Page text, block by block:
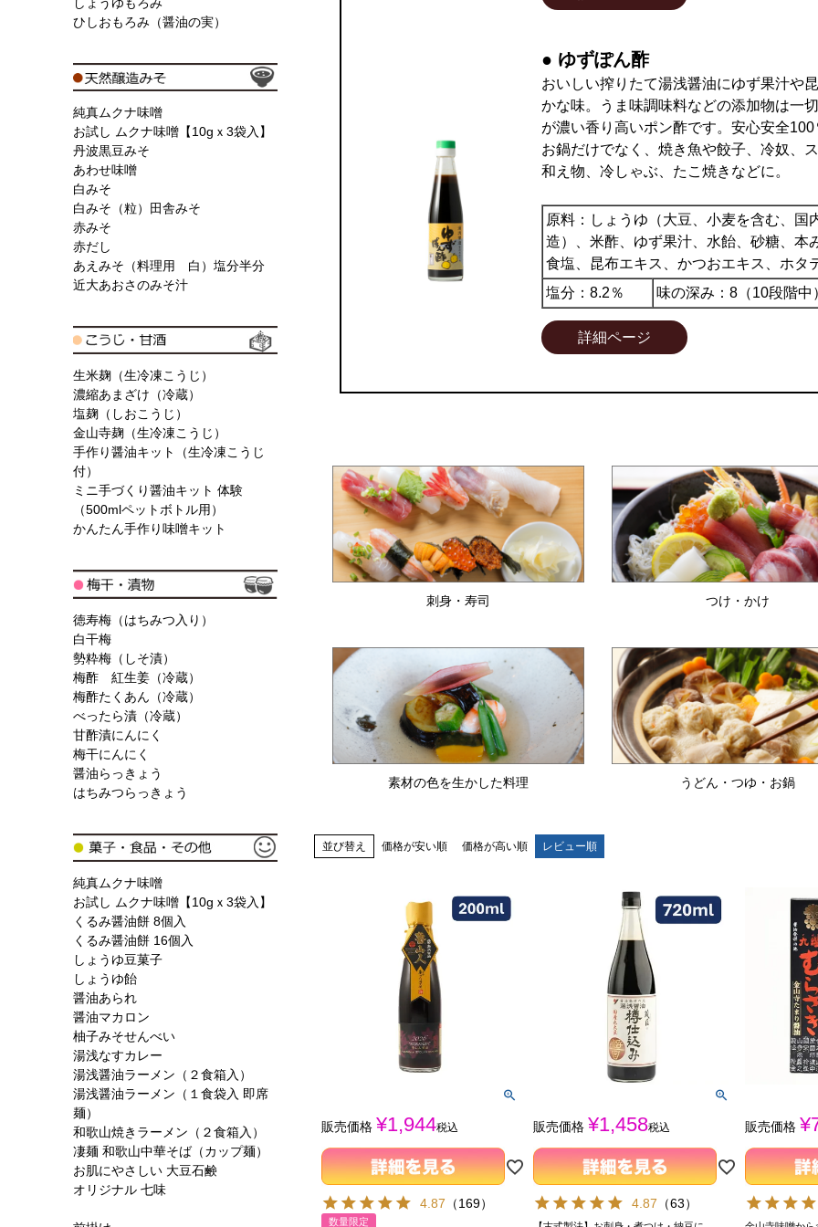
ひしおもろみ（醤油の実）
純真ムクナ味噌
お試し ムクナ味噌【10gｘ3袋入】
丹波黒豆みそ
あわせ味噌
白みそ
白みそ（粒）田舎みそ
赤みそ
赤だし
あえみそ（料理用 白）塩分半分
近大あおさのみそ汁
生米麹（生冷凍こうじ）
濃縮あまざけ（冷蔵）
塩麹（しおこうじ）
金山寺麹（生冷凍こうじ）
手作り醤油キット（生冷凍こうじ
付）
ミニ手づくり醤油キット 体験
（500mlペットボトル用）
かんたん手作り味噌キット
徳寿梅（はちみつ入り）
白干梅
勢粋梅（しそ漬）
梅酢 紅生姜（冷蔵）
梅酢たくあん（冷蔵）
べったら漬（冷蔵）
甘酢漬にんにく
梅干にんにく
醤油らっきょう
はちみつらっきょう
純真ムクナ味噌
お試し ムクナ味噌【10gｘ3袋入】
くるみ醤油餅 8個入
くるみ醤油餅 16個入
しょうゆ豆菓子
しょうゆ飴
醤油あられ
醤油マカロン
柚子みそせんべい
湯浅なすカレー
湯浅醤油ラーメン（２食箱入）
湯浅醤油ラーメン（１食袋入 即席
麺）
和歌山焼きラーメン（２食箱入）
凄麺 和歌山中華そば（カップ麺）
お肌にやさしい 大豆石鹸
オリジナル 七味
● ゆずぽん酢
おいしい搾りたて湯浅醤油にゆず果汁や
かな味。うま味調味料などの添加物は一
が濃い香り高いポン酢です。安心安全
お鍋だけでなく、焼き魚や餃子、冷奴、
和え物、冷しゃぶ、たこ焼きなどに。
原料：しょうゆ（大豆、小麦を含む、国
造）、米酢、ゆず果汁、水飴、砂糖、本
食塩、昆布エキス、かつおエキス、ホタ
塩分：8.2％
味の深み：8（10段階中
詳細ページ
刺身・寿司 つけ・かけ
素材の色を生かした料理 うどん・つゆ・お鍋
並び替え 価格が安い順 価格が高い順 レビュー順
販売価格 ¥1,944税込
4.87 （169）
数量限定
販売価格 ¥1,458税込
4.87 （63）
販売価格 ¥